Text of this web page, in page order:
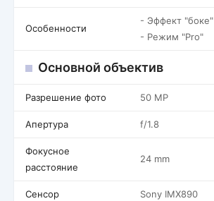
Особенности
- Эффект "боке"
- Режим "Pro"
Основной объектив
Разрешение фото 50 MP
Апертура f/1.8
Фокусное
расстояние
24 mm
Сенсор Sony IMX890